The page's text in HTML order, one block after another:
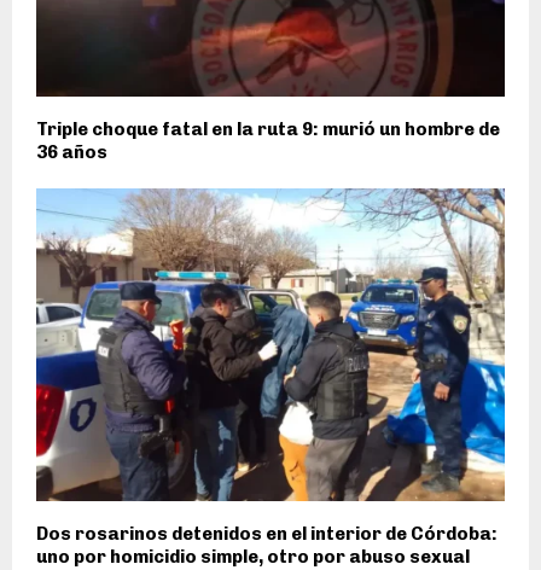
Triple choque fatal en la ruta 9: murió un hombre de
36 años
Dos rosarinos detenidos en el interior de Córdoba:
uno por homicidio simple, otro por abuso sexual